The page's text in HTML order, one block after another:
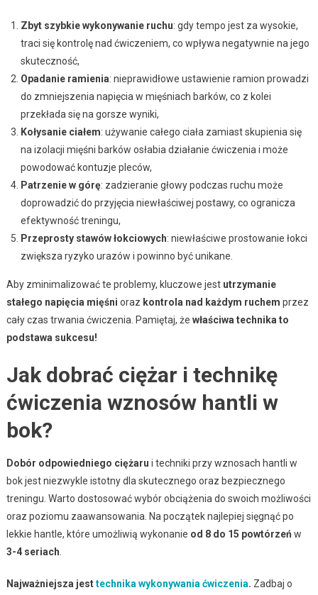
Zbyt szybkie wykonywanie ruchu: gdy tempo jest za wysokie,
traci się kontrolę nad ćwiczeniem, co wpływa negatywnie na jego
skuteczność,
Opadanie ramienia: nieprawidłowe ustawienie ramion prowadzi
do zmniejszenia napięcia w mięśniach barków, co z kolei
przekłada się na gorsze wyniki,
Kołysanie ciałem: używanie całego ciała zamiast skupienia się
na izolacji mięśni barków osłabia działanie ćwiczenia i może
powodować kontuzje pleców,
Patrzenie w górę: zadzieranie głowy podczas ruchu może
doprowadzić do przyjęcia niewłaściwej postawy, co ogranicza
efektywność treningu,
Przeprosty stawów łokciowych: niewłaściwe prostowanie łokci
zwiększa ryzyko urazów i powinno być unikane.
Aby zminimalizować te problemy, kluczowe jest utrzymanie
stałego napięcia mięśni oraz kontrola nad każdym ruchem przez
cały czas trwania ćwiczenia. Pamiętaj, że właściwa technika to
podstawa sukcesu!
Jak dobrać ciężar i technikę
ćwiczenia wznosów hantli w
bok?
Dobór odpowiedniego ciężaru i techniki przy wznosach hantli w
bok jest niezwykle istotny dla skutecznego oraz bezpiecznego
treningu. Warto dostosować wybór obciążenia do swoich możliwości
oraz poziomu zaawansowania. Na początek najlepiej sięgnąć po
lekkie hantle, które umożliwią wykonanie od 8 do 15 powtórzeń w
3-4 seriach
Najważniejsza jesttechnika wykonywania ćwiczenia. Zadbaj o